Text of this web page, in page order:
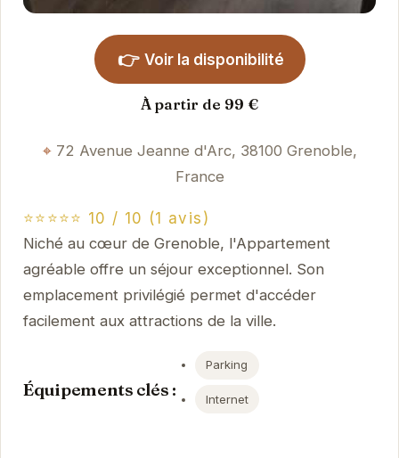
👉 Voir la disponibilité
À partir de 99 €
72 Avenue Jeanne d'Arc, 38100 Grenoble,
France
⭐⭐⭐⭐⭐ 10 / 10 (1 avis)
Niché au cœur de Grenoble, l'Appartement
agréable offre un séjour exceptionnel. Son
emplacement privilégié permet d'accéder
facilement aux attractions de la ville.
Équipements clés :
Parking
Internet